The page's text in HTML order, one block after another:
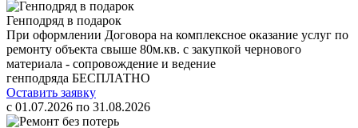
Генподряд в подарок
При оформлении Договора на комплексное оказание услуг по
ремонту объекта свыше 80м.кв. с закупкой чернового
материала - сопровождение и ведение
генподряда БЕСПЛАТНО
Оставить заявку
c 01.07.2026 по 31.08.2026